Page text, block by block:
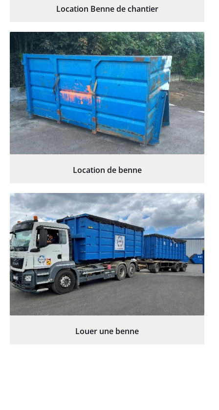
Location Benne de chantier
Location de benne
Louer une benne